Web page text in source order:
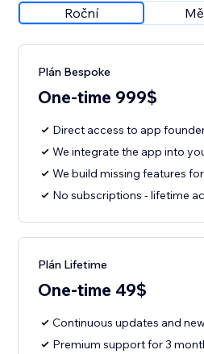
Roční
Plán Bespoke
One-time 999$
Direct access to app
We integrate the app into
We build missing features
No subscriptions - lifetime
Plán Lifetime
One-time 49$
Continuous updates and
Premium support for 3